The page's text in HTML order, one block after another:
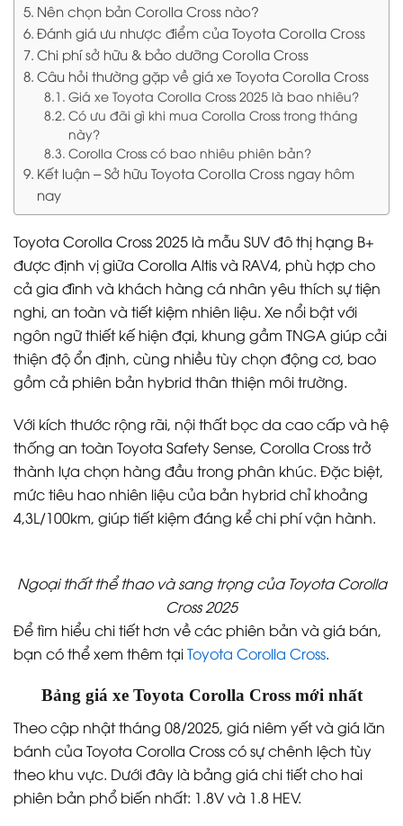
Nên chọn bản Corolla Cross nào?
Đánh giá ưu nhược điểm của Toyota Corolla Cross
Chi phí sở hữu & bảo dưỡng Corolla Cross
Câu hỏi thường gặp về giá xe Toyota Corolla Cross
Giá xe Toyota Corolla Cross 2025 là bao nhiêu?
Có ưu đãi gì khi mua Corolla Cross trong tháng
này?
Corolla Cross có bao nhiêu phiên bản?
Kết luận – Sở hữu Toyota Corolla Cross ngay hôm
nay
Toyota Corolla Cross 2025 là mẫu SUV đô thị hạng B+
được định vị giữa Corolla Altis và RAV4, phù hợp cho
cả gia đình và khách hàng cá nhân yêu thích sự tiện
nghi, an toàn và tiết kiệm nhiên liệu. Xe nổi bật với
ngôn ngữ thiết kế hiện đại, khung gầm TNGA giúp cải
thiện độ ổn định, cùng nhiều tùy chọn động cơ, bao
gồm cả phiên bản hybrid thân thiện môi trường.
Với kích thước rộng rãi, nội thất bọc da cao cấp và hệ
thống an toàn Toyota Safety Sense, Corolla Cross trở
thành lựa chọn hàng đầu trong phân khúc. Đặc biệt,
mức tiêu hao nhiên liệu của bản hybrid chỉ khoảng
4,3L/100km, giúp tiết kiệm đáng kể chi phí vận hành.
Ngoại thất thể thao và sang trọng của Toyota Corolla
Cross 2025
Để tìm hiểu chi tiết hơn về các phiên bản và giá bán,
bạn có thể xem thêm tạiToyota Corolla Cross.
Bảng giá xe Toyota Corolla Cross mới nhất
Theo cập nhật tháng 08/2025, giá niêm yết và giá lăn
bánh của Toyota Corolla Cross có sự chênh lệch tùy
theo khu vực. Dưới đây là bảng giá chi tiết cho hai
phiên bản phổ biến nhất: 1.8V và 1.8 HEV.